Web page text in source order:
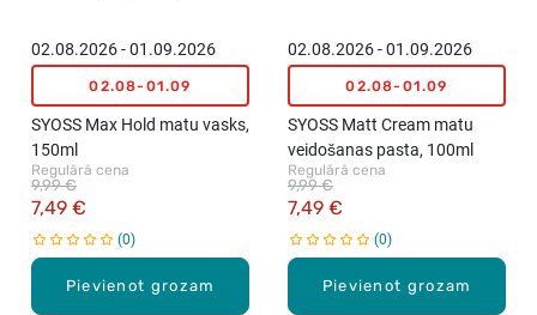
Pievienot grozam
02.08.2026 - 01.09.2026
02.08-01.09
SYOSS Max Hold matu vasks,
150ml
Regulārā cena
7,49 €
9,99 €
0
Pievienot grozam
02.08.2026 - 01.09.2026
02.08-01.09
SYOSS Matt Cream matu
veidošanas pasta, 100ml
Regulārā cena
7,49 €
9,99 €
0